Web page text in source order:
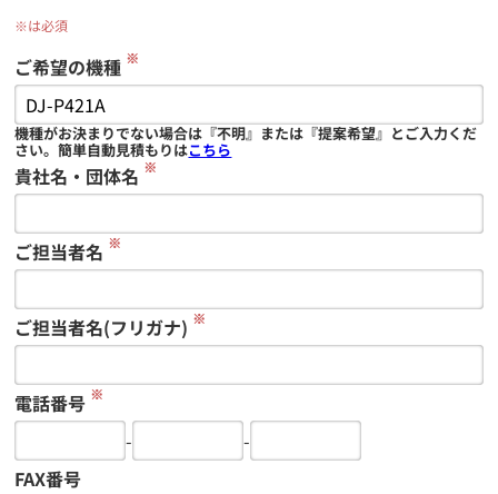
※は必須
ご希望の機種 ※
機種がお決まりでない場合は『不明』または『提案希望』とご入力くだ
さい。簡単自動見積もりはこちら
貴社名・団体名 ※
ご担当者名 ※
ご担当者名(フリガナ) ※
電話番号 ※
-
-
FAX番号